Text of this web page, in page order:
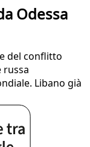
Odessa
del conflitto
russa
Libano già